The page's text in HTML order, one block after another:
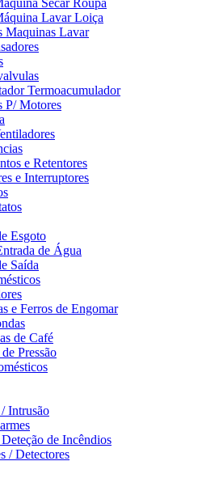
Lavar Loiça
Maquinas Lavar
Termoacumulador
P/ Motores
e Retentores
e Interruptores
Esgoto
de Água
Saída
e Ferros de Engomar
de Café
Pressão
Intrusão
de Incêndios
/ Detectores